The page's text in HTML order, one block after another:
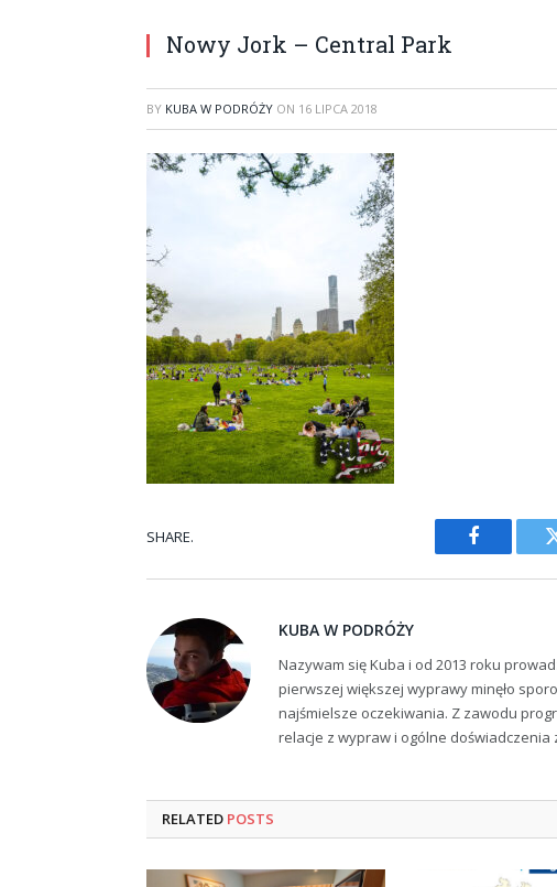
Nowy Jork – Central Park
BY KUBA W PODRÓŻY ON 16 LIPCA 2018
SHARE.
Facebook
KUBA W PODRÓŻY
Nazywam się Kuba i od 2013 roku
pierwszej większej wyprawy minęło
najśmielsze oczekiwania. Z zawodu
relacje z wypraw i ogólne
RELATED POSTS